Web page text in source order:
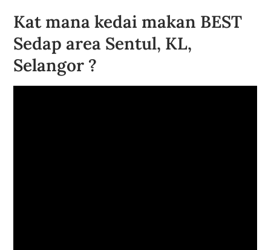
Kat mana kedai makan BEST
Sedap area Sentul, KL,
Selangor ?